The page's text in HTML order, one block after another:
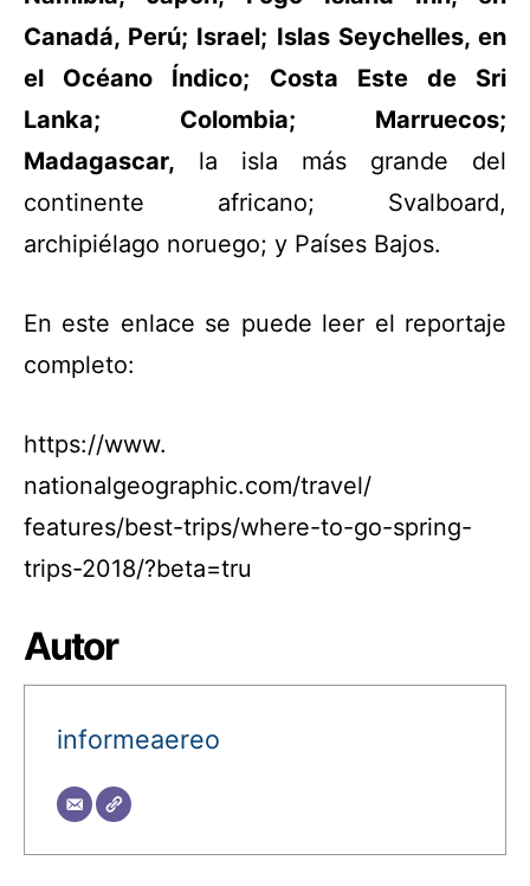
Canadá, Perú; Israel; Islas Seychelles, en
el Océano Índico; Costa Este de Sri
Lanka; Colombia; Marruecos;
Madagascar, la isla más grande del
continente africano; Svalboard,
archipiélago noruego; y Países Bajos.
En este enlace se puede leer el reportaje
completo:
https://www.
nationalgeographic.com/travel/
features/best-trips/where-to-go-spring-
trips-2018/?beta=tru
Autor
informeaereo